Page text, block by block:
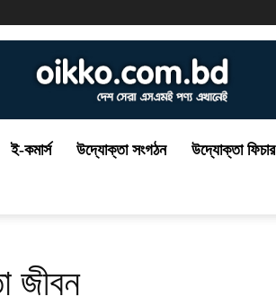
ই-কমার্স উদ্যোক্তা সংগঠন উদ্যোক্তা ফিচার
জীবন